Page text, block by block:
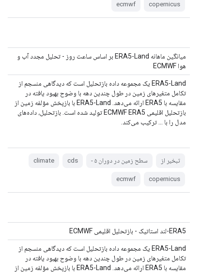
copernicus
ecmwf
میانگین ماهانه ERA5-Land بر اساس ساعت روز - تحلیل مجدد آب و
هوا ECMWF
ERA5-Land یک مجموعه داده بازتحلیل است که دیدگاهی منسجم از
تکامل متغیرهای زمین در طول چندین دهه با وضوح بهبود یافته در
مقایسه با ERA5 ارائه می‌دهد. ERA5-Land با بازپخش مؤلفه زمین از
بازتحلیل اقلیمی ECMWF ERA5 تولید شده است. بازتحلیل، داده‌های
مدل را با ... ترکیب می‌کند.
تبخیر از سطح زمین در دوران ۵ - cds
climate
copernicus
ecmwf
ERA5-لند استاتیک - بازتحلیل اقلیمی ECMWF
ERA5-Land یک مجموعه داده بازتحلیل است که دیدگاهی منسجم از
تکامل متغیرهای زمین در طول چندین دهه با وضوح بهبود یافته در
مقایسه با ERA5 ارائه می‌دهد. ERA5-Land با بازپخش مؤلفه زمین از